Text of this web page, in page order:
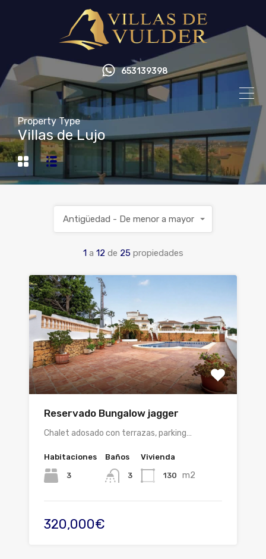
653139398
Property Type
Villas de Lujo
1 a 12 de 25 propiedades
Antigüedad - De menor a mayor
Reservado Bungalow jagger
Chalet adosado con terrazas, parking…
Habitaciones
3
Baños
3
Vivienda
130 m2
320,000€